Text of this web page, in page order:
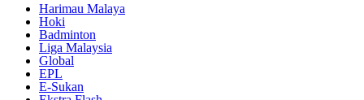
Harimau Malaya
Hoki
Badminton
Liga Malaysia
Global
EPL
E-Sukan